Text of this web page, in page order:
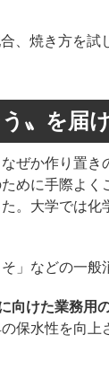
焼き方を試
〟を届
ぜか作り置き
めに手際よ
。大学では
などの一般
けた業務用
保水性を向